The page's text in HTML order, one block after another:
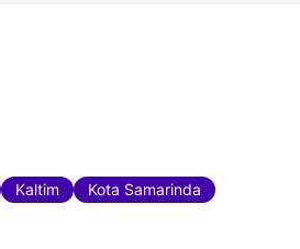
Kaltim
Kota Samarinda